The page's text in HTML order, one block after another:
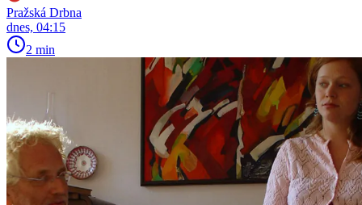
Pražská Drbna
dnes, 04:15
2 min